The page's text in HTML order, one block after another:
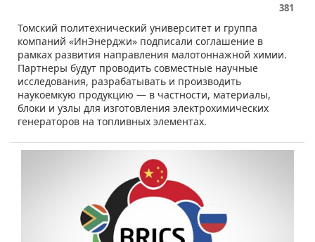
381
​​Томский политехнический университет и группа
компаний «ИнЭнерджи» подписали соглашение в
рамках развития направления малотоннажной химии.
Партнеры будут проводить совместные научные
исследования, разрабатывать и производить
наукоемкую продукцию — в частности, материалы,
блоки и узлы для изготовления электрохимических
генераторов на топливных элементах.